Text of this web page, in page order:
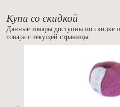
Купи со скидкой
Данные товары доступны по скидке
товара с текущей страницы